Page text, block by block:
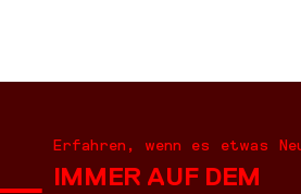
Erfahren, wenn es etwas
IMMER AUF DEM